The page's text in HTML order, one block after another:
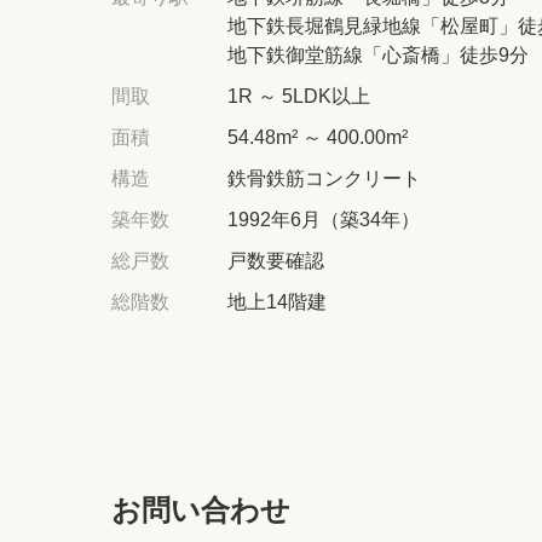
地下鉄長堀鶴見緑地線「松屋町」徒
地下鉄御堂筋線「心斎橋」徒歩9分
間取
1R ～ 5LDK以上
面積
54.48m² ～ 400.00m²
構造
鉄骨鉄筋コンクリート
築年数
1992年6月（築34年）
総戸数
戸数要確認
総階数
地上14階建
お問い合わせ